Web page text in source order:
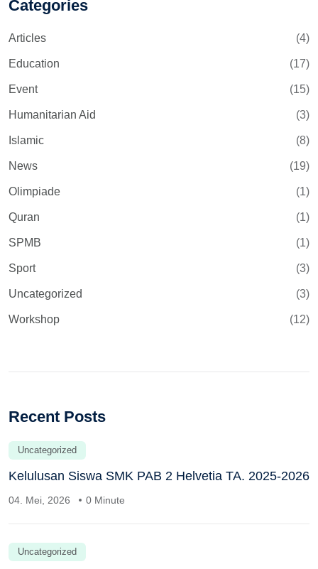
Categories
Articles (4)
Education (17)
Event (15)
Humanitarian Aid (3)
Islamic (8)
News (19)
Olimpiade (1)
Quran (1)
SPMB (1)
Sport (3)
Uncategorized (3)
Workshop (12)
Recent Posts
Uncategorized
Kelulusan Siswa SMK PAB 2 Helvetia TA. 2025-2026
04. Mei, 2026 0 Minute
Uncategorized